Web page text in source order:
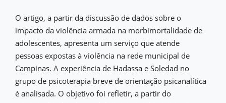
O artigo, a partir da discussão de dados sobre o
impacto da violência armada na morbimortalidade de
adolescentes, apresenta um serviço que atende
pessoas expostas à violência na rede municipal de
Campinas. A experiência de Hadassa e Soledad no
grupo de psicoterapia breve de orientação psicanalítica
é analisada. O objetivo foi refletir, a partir do